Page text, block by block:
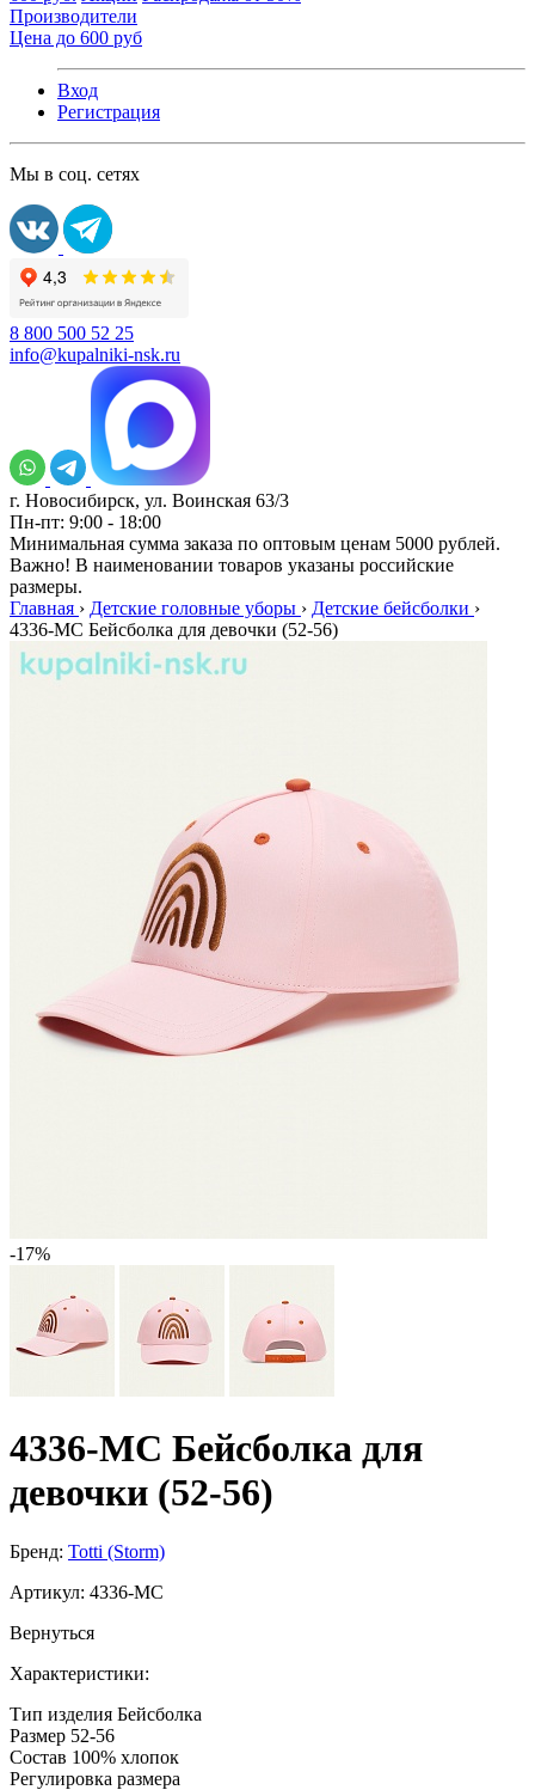
Производители
Цена до 600 руб
Вход
Регистрация
Мы в соц. сетях
8 800 500 52 25
info@kupalniki-nsk.ru
г. Новосибирск, ул. Воинская 63/3
Пн-пт: 9:00 - 18:00
Минимальная сумма заказа по оптовым ценам 5000 рублей.
Важно! В наименовании товаров указаны российские
размеры.
Главная › Детские головные уборы › Детские бейсболки ›
4336-МС Бейсболка для девочки (52-56)
-17%
4336-МС Бейсболка для
девочки (52-56)
Бренд: Totti (Storm)
Артикул: 4336-МС
Вернуться
Характеристики:
Тип изделия Бейсболка
Размер 52-56
Состав 100% хлопок
Регулировка размера